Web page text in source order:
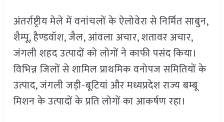
अंतर्राष्ट्रीय मेले में वनांचलों के ऐलोवेरा से निर्मित साबुन,
शैम्पू, हैण्डवॉश, जैल, आंवला अचार, शतावर अचार,
जंगली शहद उत्पादों को लोगों ने काफी पसंद किया।
विभिन्न जिलों से शामिल प्राथमिक वनोपज समितियों के
उत्पाद, जंगली जड़ी-बूटियां और मध्यप्रदेश राज्य बम्बू
मिशन के उत्पादों के प्रति लोगों का आकर्षण रहा।